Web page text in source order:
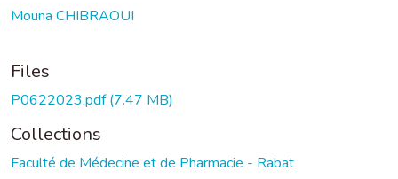
Mouna CHIBRAOUI
Files
P0622023.pdf(7.47 MB)
Collections
Faculté de Médecine et de Pharmacie - Rabat